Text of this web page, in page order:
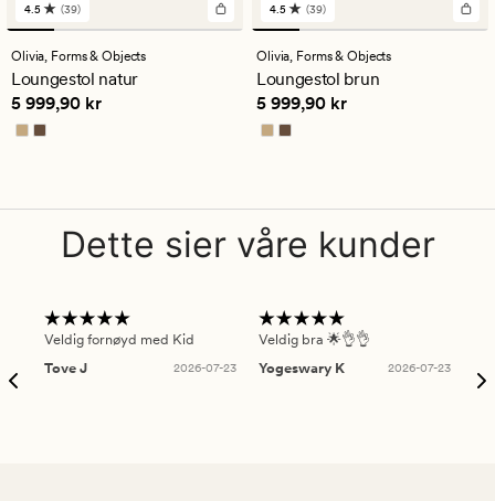
39
anmeldelser
med
en
gjennomsnittlig
vurdering
på
4.5
4.5 (39)
Olivia, Forms & Objects
Loungestol natur
Pris 5 999,90 kr
5 999,90 kr
39
anmeldelser
med
en
gjennomsnittlig
vurdering
på
4.5
4.5 (39)
Olivia, Forms & Objects
Loungestol brun
Pris 5 999,90 kr
5 999,90 kr
Dette sier våre kunder
Veldig fornøyd med Kid
Tove J
2026-07-23
Veldig bra 🌟👌👌
Yogeswary K
2026-07-23